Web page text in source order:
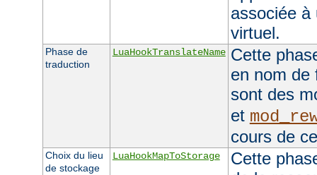
associée à
virtuel.
Phase de
traduction
LuaHookTranslateName Cette
en nom de
sont des
et
cours de
Choix du lieu
de stockage
LuaHookMapToStorage
Cette